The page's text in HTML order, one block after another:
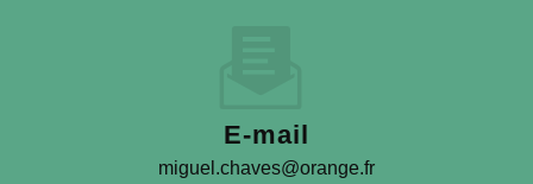
E-mail
miguel.chaves@orange.fr